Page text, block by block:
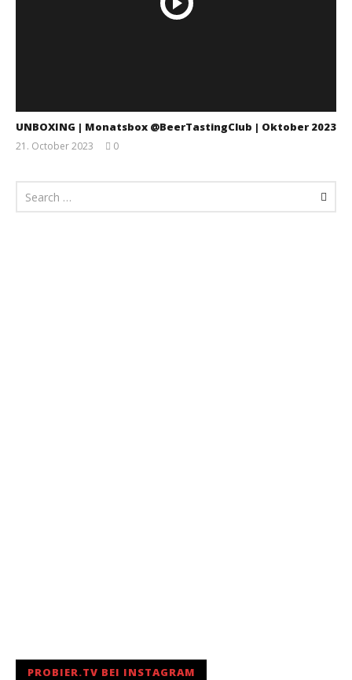
UNBOXING | Monatsbox @BeerTastingClub | Oktober 2023
21. October 2023
0
PROBIER.TV BEI INSTAGRAM